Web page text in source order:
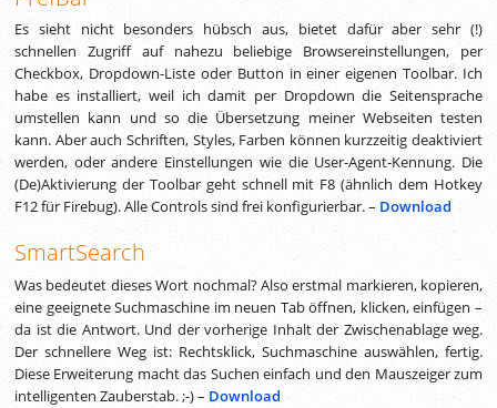
Es sieht nicht besonders hübsch aus, bietet dafür aber sehr (!)
schnellen Zugriff auf nahezu beliebige Browsereinstellungen, per
Checkbox, Dropdown-Liste oder Button in einer eigenen Toolbar. Ich
habe es installiert, weil ich damit per Dropdown die Seitensprache
umstellen kann und so die Übersetzung meiner Webseiten testen
kann. Aber auch Schriften, Styles, Farben können kurzzeitig deaktiviert
werden, oder andere Einstellungen wie die User-Agent-Kennung. Die
(De)Aktivierung der Toolbar geht schnell mit F8 (ähnlich dem Hotkey
F12 für Firebug). Alle Controls sind frei konfigurierbar. – Download
SmartSearch
Was bedeutet dieses Wort nochmal? Also erstmal markieren, kopieren,
eine geeignete Suchmaschine im neuen Tab öffnen, klicken, einfügen –
da ist die Antwort. Und der vorherige Inhalt der Zwischenablage weg.
Der schnellere Weg ist: Rechtsklick, Suchmaschine auswählen, fertig.
Diese Erweiterung macht das Suchen einfach und den Mauszeiger zum
intelligenten Zauberstab. ;-) – Download